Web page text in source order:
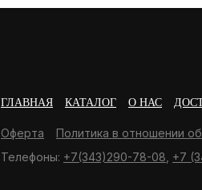
ГЛАВНАЯ КАТАЛОГ О НАС
Оферта Политика в отношении
Телефоны: +7(343)290-78-08 +7